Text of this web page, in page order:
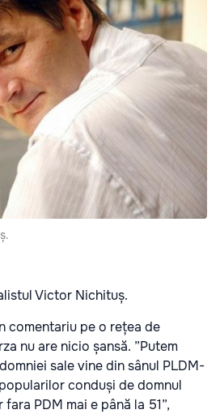
Victor Nichituș.
comentariu pe o rețea de
nu are nicio șansă. ”Putem
sale vine din sânul PLDM-
conduși de domnul
PDM mai e până la 51”,